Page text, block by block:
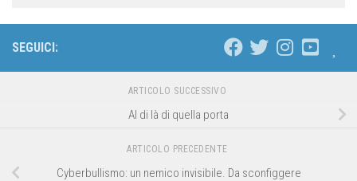
SEGUICI:
ARTICOLO SUCCESSIVO
Al di là di quella porta
ARTICOLO PRECEDENTE
Cyberbullismo: un nemico invisibile. Da sconfiggere